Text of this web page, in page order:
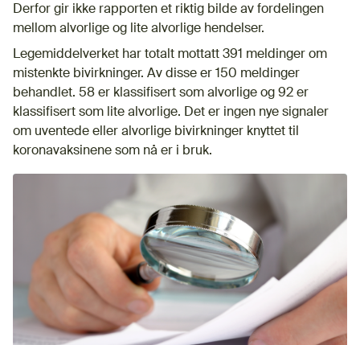
Derfor gir ikke rapporten et riktig bilde av fordelingen
mellom alvorlige og lite alvorlige hendelser.
Legemiddelverket har totalt mottatt 391 meldinger om
mistenkte bivirkninger. Av disse er 150 meldinger
behandlet. 58 er klassifisert som alvorlige og 92 er
klassifisert som lite alvorlige. Det er ingen nye signaler
om uventede eller alvorlige bivirkninger knyttet til
koronavaksinene som nå er i bruk.